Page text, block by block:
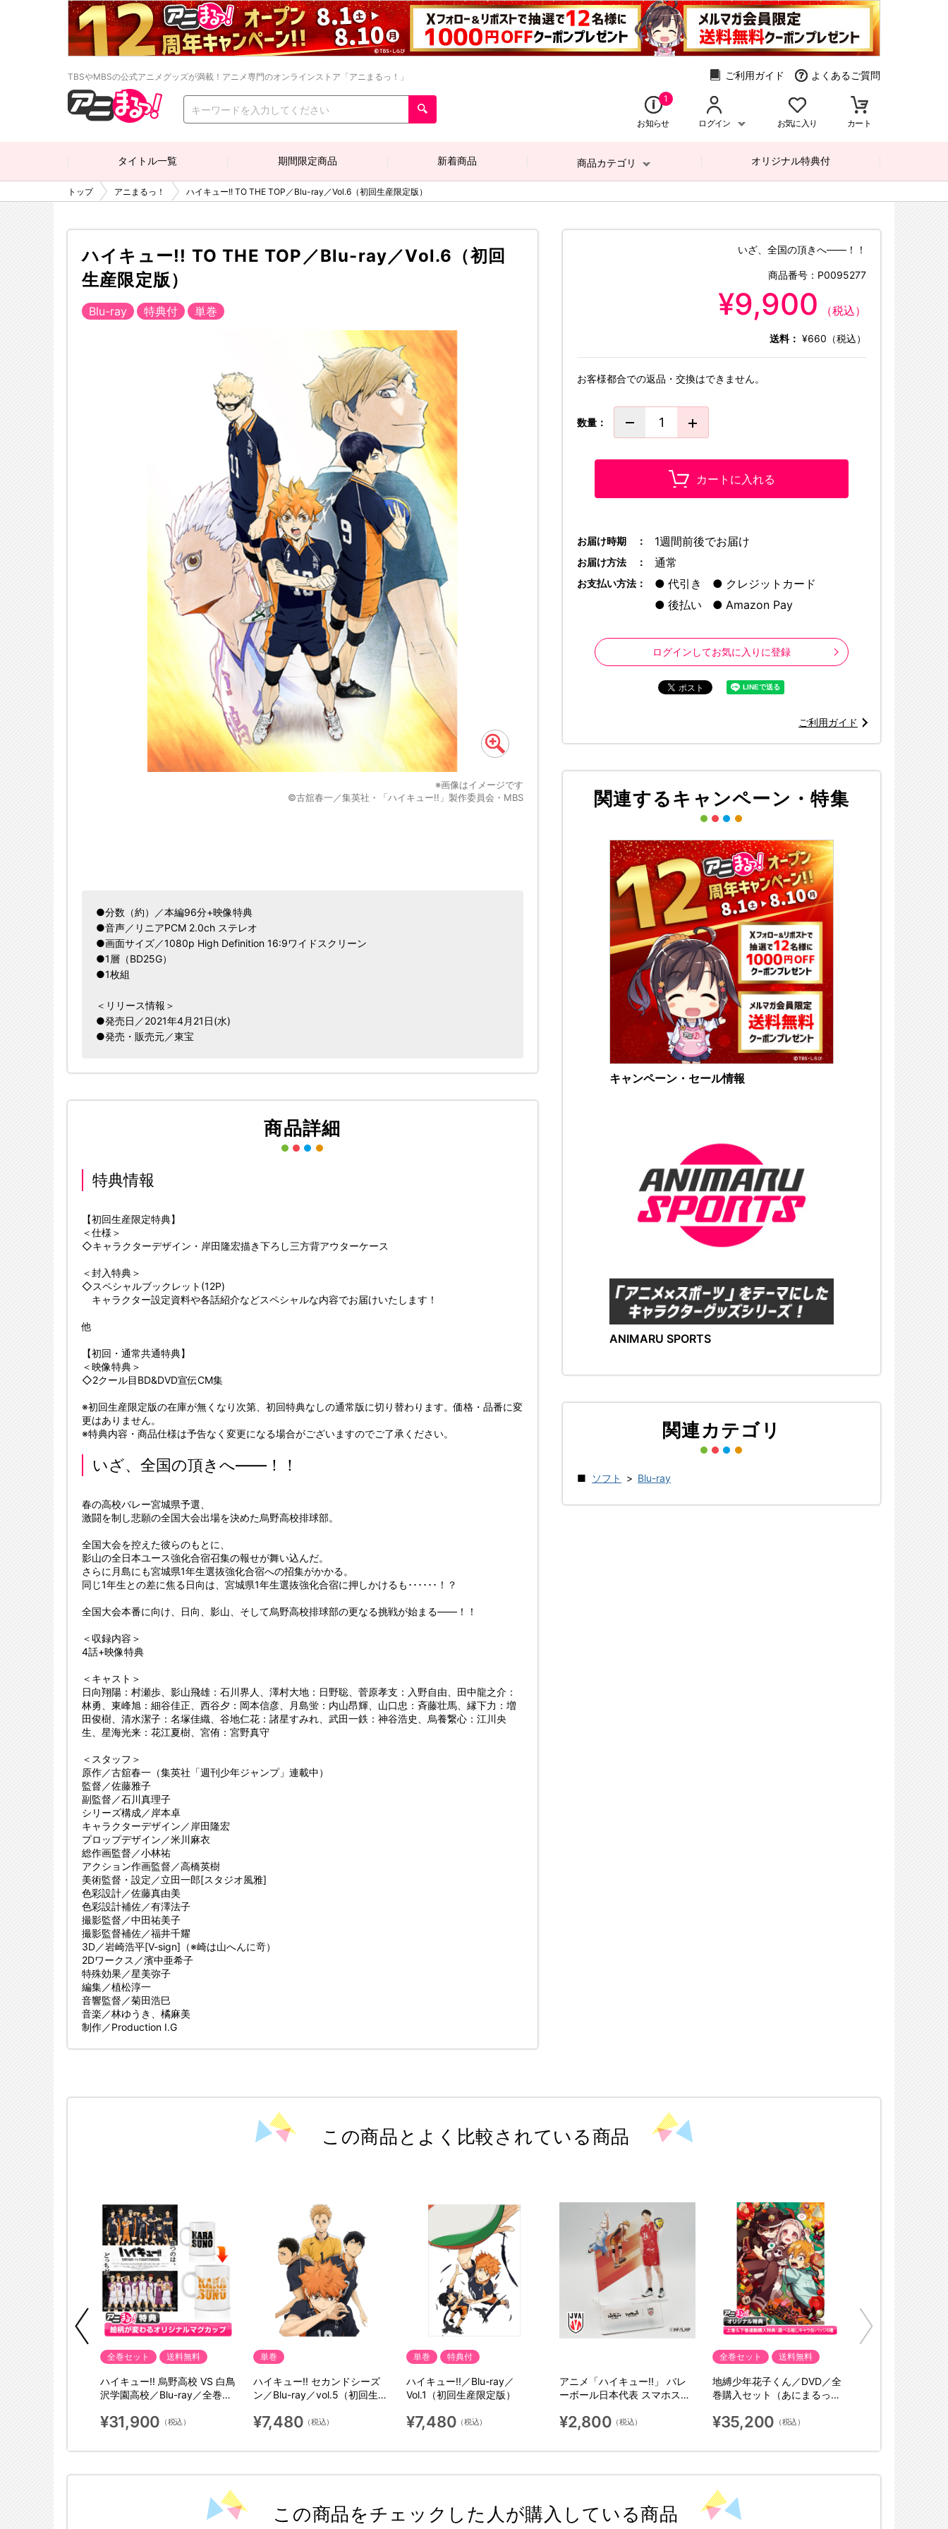
TBSやMBSの公式アニメグッズが満載！アニメ専門のオンラインストア「アニまるっ！」 ご利用ガイド よくあるご質問
1
お知らせ ログイン お気に入り カート
タイトル一覧 期間限定商品 新着商品 商品カテゴリ オリジナル特典付
トップ アニまるっ！ ハイキュー!! TO THE TOP／Blu-ray／Vol.6（初回生産限定版）
ハイキュー!! TO THE TOP／Blu-ray／Vol.6（初回
生産限定版）
Blu-ray 特典付 単巻
※画像はイメージです
©古舘春一／集英社・「ハイキュー!!」製作委員会・MBS
●分数（約）／本編96分+映像特典
●音声／リニアPCM 2.0ch ステレオ
●画面サイズ／1080p High Definition 16:9ワイドスクリーン
●1層（BD25G）
●1枚組
＜リリース情報＞
●発売日／2021年4月21日(水)
●発売・販売元／東宝
商品詳細
特典情報
【初回生産限定特典】
＜仕様＞
◇キャラクターデザイン・岸田隆宏描き下ろし三方背アウターケース
＜封入特典＞
◇スペシャルブックレット(12P)
キャラクター設定資料や各話紹介などスペシャルな内容でお届けいたします！
他
【初回・通常共通特典】
＜映像特典＞
◇2クール目BD&DVD宣伝CM集
※初回生産限定版の在庫が無くなり次第、初回特典なしの通常版に切り替わります。価格・品番に変
更はありません。
※特典内容・商品仕様は予告なく変更になる場合がございますのでご了承ください。
いざ、全国の頂きへ――！！
春の高校バレー宮城県予選、
激闘を制し悲願の全国大会出場を決めた烏野高校排球部。
全国大会を控えた彼らのもとに、
影山の全日本ユース強化合宿召集の報せが舞い込んだ。
さらに月島にも宮城県1年生選抜強化合宿への招集がかかる。
同じ1年生との差に焦る日向は、宮城県1年生選抜強化合宿に押しかけるも･･････！？
全国大会本番に向け、日向、影山、そして烏野高校排球部の更なる挑戦が始まる――！！
＜収録内容＞
4話+映像特典
＜キャスト＞
日向翔陽：村瀬歩、影山飛雄：石川界人、澤村大地：日野聡、菅原孝支：入野自由、田中龍之介：
林勇、東峰旭：細谷佳正、西谷夕：岡本信彦、月島蛍：内山昂輝、山口忠：斉藤壮馬、縁下力：増
田俊樹、清水潔子：名塚佳織、谷地仁花：諸星すみれ、武田一鉄：神谷浩史、烏養繋心：江川央
生、星海光来：花江夏樹、宮侑：宮野真守
＜スタッフ＞
原作／古舘春一（集英社「週刊少年ジャンプ」連載中）
監督／佐藤雅子
副監督／石川真理子
シリーズ構成／岸本卓
キャラクターデザイン／岸田隆宏
プロップデザイン／米川麻衣
総作画監督／小林祐
アクション作画監督／高橋英樹
美術監督・設定／立田一郎[スタジオ風雅]
色彩設計／佐藤真由美
色彩設計補佐／有澤法子
撮影監督／中田祐美子
撮影監督補佐／福井千耀
3D／岩崎浩平[V-sign]（※崎は山へんに竒）
2Dワークス／濱中亜希子
特殊効果／星美弥子
編集／植松淳一
音響監督／菊田浩巳
音楽／林ゆうき、橘麻美
制作／Production I.G
いざ、全国の頂きへ――！！
商品番号： P0095277
¥9,900 （税込）
送料： ¥660（税込）
お客様都合での返品・交換はできません。
数量：
カートに入れる
お届け時期 ： 1週間前後でお届け
お届け方法 ： 通常
お支払い方法： 代引き
クレジットカード
後払い
Amazon Pay
ログインしてお気に入りに登録
ご利用ガイド
関連するキャンペーン・特集
キャンペーン・セール情報
ANIMARU SPORTS
関連カテゴリ
ソフト > Blu-ray
この商品とよく比較されている商品
全巻セット 送料無料
ハイキュー!! 烏野高校 VS 白鳥
沢学園高校／Blu-ray／全巻セ
るっ！オリジナル特典付き・
¥31,900 （税込）
単巻
ハイキュー!! セカンドシーズ
ン／Blu-ray／vol.5（初回生産
¥7,480 （税込）
単巻 特典付
ハイキュー!!／Blu-ray／
Vol.1（初回生産限定版）
¥7,480 （税込）
アニメ「ハイキュー!!」 バレ
ーボール日本代表 スマホスタ
¥2,800 （税込）
全巻セット 送料無料
地縛少年花子くん／DVD／全
巻購入セット（あにまるっ！
料）
¥35,200 （税込）
この商品をチェックした人が購入している商品